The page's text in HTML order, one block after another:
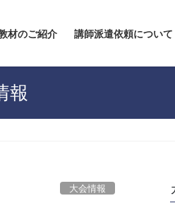
材のご紹介 講師派遣依頼について
報
大会情報